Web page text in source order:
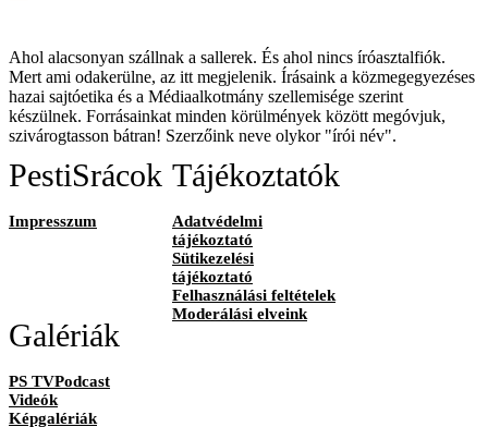
Ahol alacsonyan szállnak a sallerek. És ahol nincs íróasztalfiók.
Mert ami odakerülne, az itt megjelenik. Írásaink a közmegegyezéses
hazai sajtóetika és a Médiaalkotmány szellemisége szerint
készülnek. Forrásainkat minden körülmények között megóvjuk,
szivárogtasson bátran! Szerzőink neve olykor "írói név".
PestiSrácok
Impresszum
Tájékoztatók
Adatvédelmi
tájékoztató
Sütikezelési
tájékoztató
Felhasználási feltételek
Moderálási elveink
Galériák
PS TVPodcast
Videók
Képgalériák